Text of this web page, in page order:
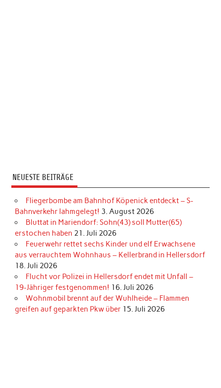
NEUESTE BEITRÄGE
Fliegerbombe am Bahnhof Köpenick entdeckt – S-
Bahnverkehr lahmgelegt! 3. August 2026
Bluttat in Mariendorf: Sohn(43) soll Mutter(65)
erstochen haben 21. Juli 2026
Feuerwehr rettet sechs Kinder und elf Erwachsene
aus verrauchtem Wohnhaus – Kellerbrand in Hellersdorf
18. Juli 2026
Flucht vor Polizei in Hellersdorf endet mit Unfall –
19-Jähriger festgenommen! 16. Juli 2026
Wohnmobil brennt auf der Wuhlheide – Flammen
greifen auf geparkten Pkw über 15. Juli 2026